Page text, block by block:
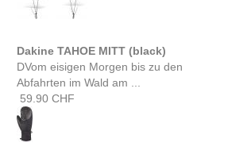
Dakine TAHOE MITT (black)
DVom eisigen Morgen bis zu den
Abfahrten im Wald am ...
59.90 CHF